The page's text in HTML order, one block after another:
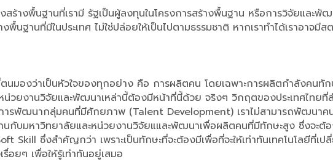
สร้างพื้นฐานที่เรามี รัฐเป็นผู้ลงทุนในโครงการสร้างพื้นฐาน หรือการวิจัยแล
นฐานที่มีในประเทศ ไม่ใช่ปล่อยให้เป็นไปตามธรรมชาติ หากเราทำได้เราอาจ
มองว่าเป็นหัวใจของทุกอย่าง คือ การผลิตคน โดยเฉพาะการผลิตกำลังคนทั
หน่วยงานวิจัยและพัฒนาเหล่านี้ต้องมีหน้าที่นี้ด้วย จริงๆ วิกฤตของประเทศไท
ารพัฒนากลุ่มคนที่มีศักยภาพ (Talent Development) เราไม่สามารถพัฒนาค
นกับมหาวิทยาลัยและหน่วยงานวิจัยแและพัฒนาเพื่อผลิตคนที่มีทักษะสูง ซึ่งจะ
Skill ซึ่งสำคัญกว่า เพราะเป็นทักษะที่จะต้องมีเพื่อที่จะให้เท่าทันเทคโนโลยีที่
อยๆ เพื่อให้รู้เท่าทันอยู่เสมอ